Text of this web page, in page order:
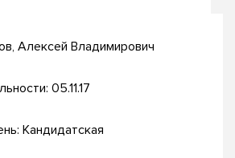
Алексей Владимирович
05.11.17
Кандидатская